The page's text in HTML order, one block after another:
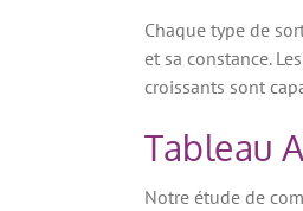
Chaque type de
et sa constance.
croissants sont
Tableau
Notre étude de